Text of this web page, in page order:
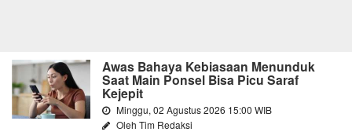
Awas Bahaya Kebiasaan Menunduk
Saat Main Ponsel Bisa Picu Saraf
Kejepit
Minggu, 02 Agustus 2026 15:00 WIB
Oleh Tim Redaksi